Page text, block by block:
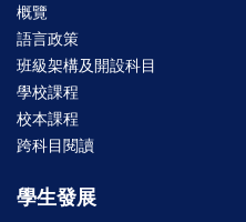
概覽
語言政策
班級架構及開設科目
學校課程
校本課程
跨科目閱讀
學生發展